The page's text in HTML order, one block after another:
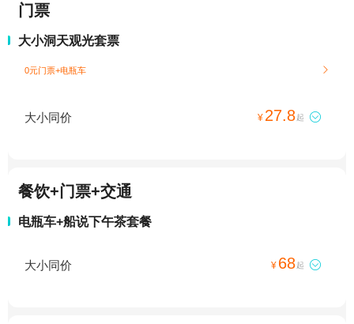
门票
大小洞天观光套票
0元门票+电瓶车 
大小同价 ¥ 27.8起 
餐饮+门票+交通
电瓶车+船说下午茶套餐
大小同价 ¥ 68起 